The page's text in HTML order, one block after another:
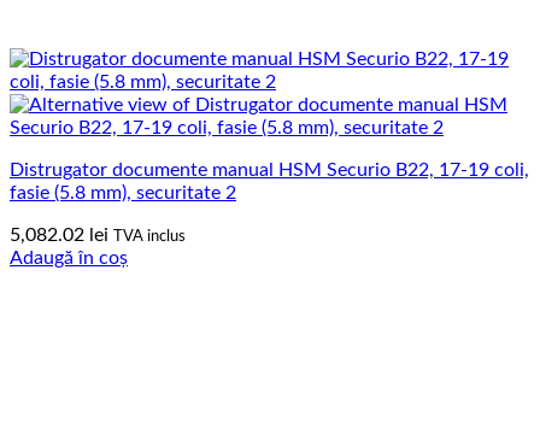
Distrugator documente manual HSM Securio B22, 17-19 coli,
fasie (5.8 mm), securitate 2
5,082.02 lei TVA inclus
Adaugă în coș